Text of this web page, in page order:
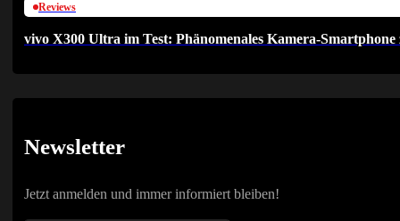
Reviews
vivo X300 Ultra im Test: Phänomenales Kamera-
Newsletter
Jetzt anmelden und immer informiert bleiben!